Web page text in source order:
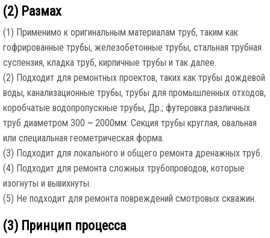
(2) Размах
(1) Применимо к оригинальным материалам труб, таким как
гофрированные трубы, железобетонные трубы, стальная трубная
суспензия, кладка труб, кирпичные трубы и так далее.
(2) Подходит для ремонтных проектов, таких как трубы дождевой
воды, канализационные трубы, трубы для промышленных отходов,
коробчатые водопропускные трубы, Др.; футеровка различных
труб диаметром 300 ~ 2000мм: Секция трубы круглая, овальная
или специальная геометрическая форма.
(3) Подходит для локального и общего ремонта дренажных труб.
(4) Подходит для ремонта сложных трубопроводов, которые
изогнуты и вывихнуты.
(5) Не подходит для ремонта повреждений смотровых скважин.
(3) Принцип процесса